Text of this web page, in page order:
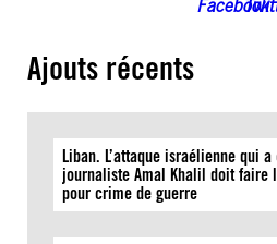
Ajouts récents
Liban. L’attaque israélienne qui
journaliste Amal Khalil doit faire
pour crime de guerre